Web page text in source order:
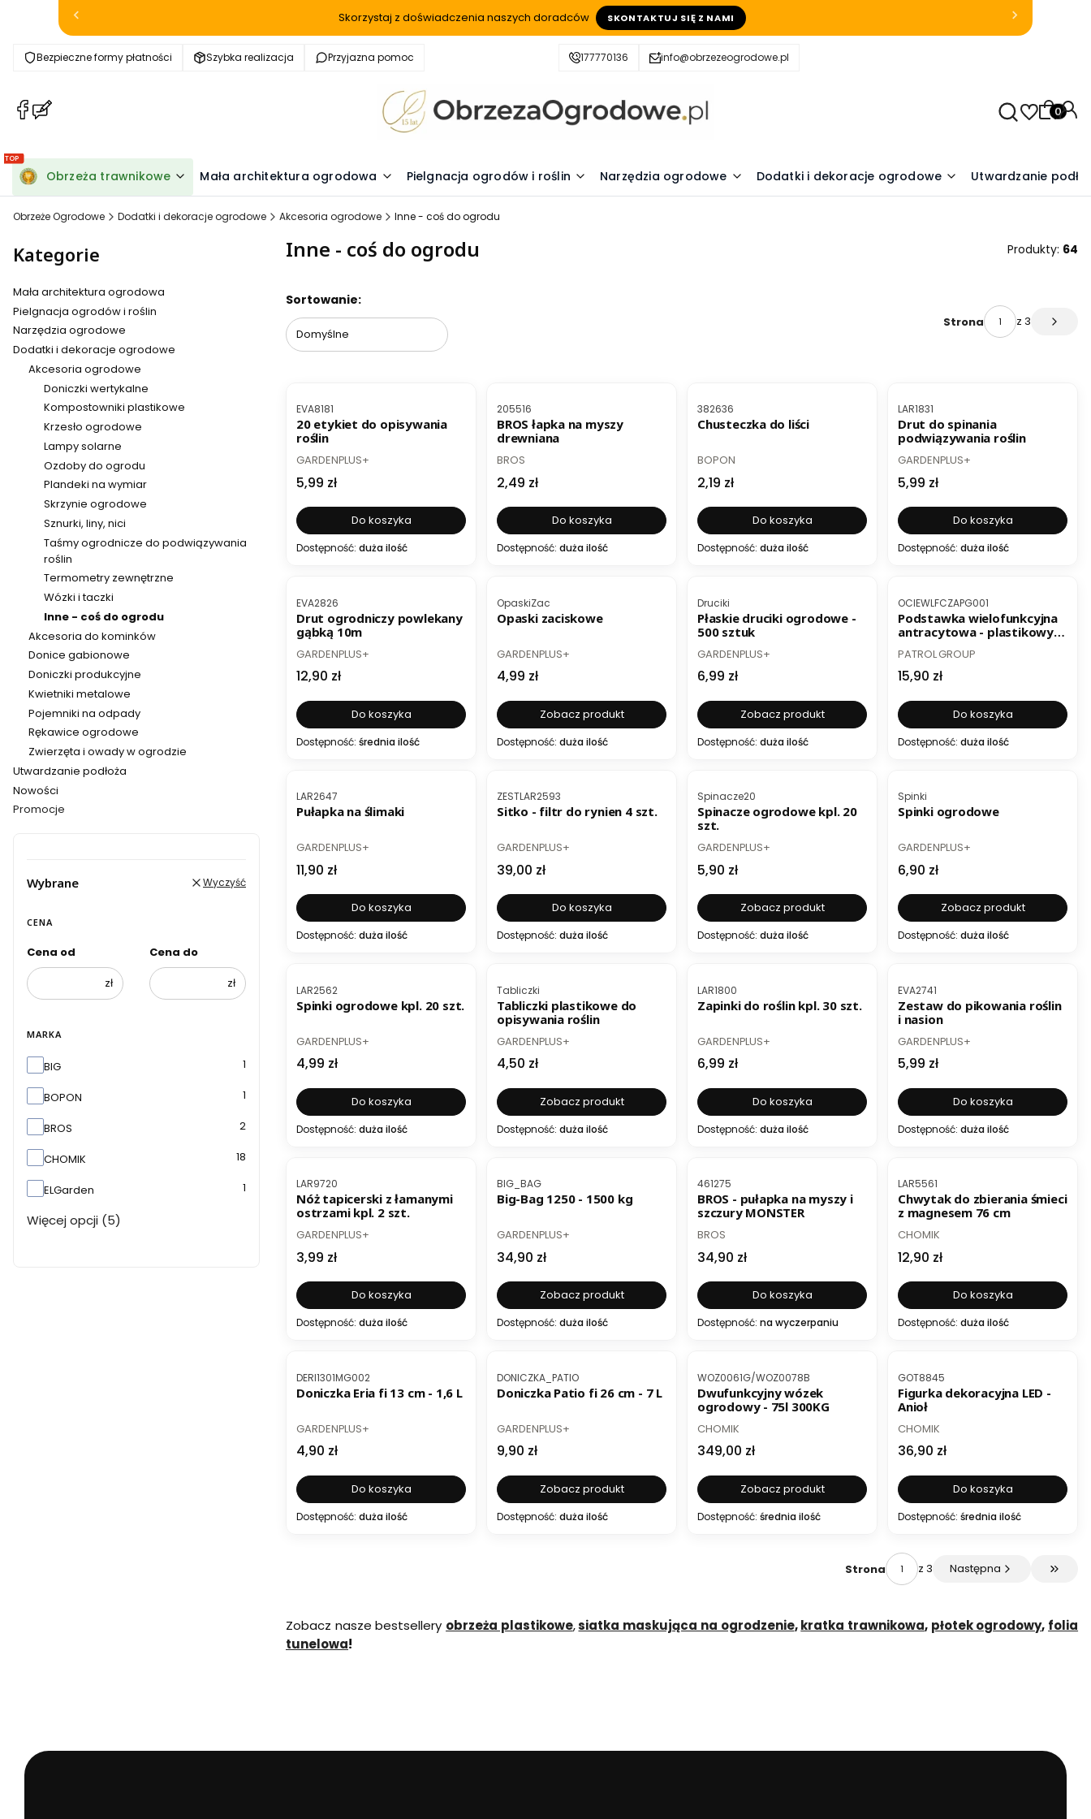
Skorzystaj z doświadczenia naszych doradców SKONTAKTUJ SIĘ Z NAMI
Bezpieczne formy płatności Szybka realizacja Przyjazna pomoc 177770136 info@obrzezeogrodowe.pl
(Otwiera
nowej
karcie)
(Otwiera
karcie)
Obrzeża trawnikowe Mała architektura ogrodowa Pielgnacja ogrodów i roślin Narzędzia ogrodowe Dodatki i dekoracje ogrodowe Utwardzanie
Obrzeże Ogrodowe Dodatki i dekoracje ogrodowe Akcesoria ogrodowe Inne - coś do ogrodu
Kategorie
Mała architektura ogrodowa
Pielgnacja ogrodów i roślin
Narzędzia ogrodowe
Dodatki i dekoracje ogrodowe
Akcesoria ogrodowe
Doniczki wertykalne
Kompostowniki plastikowe
Krzesło ogrodowe
Lampy solarne
Ozdoby do ogrodu
Plandeki na wymiar
Skrzynie ogrodowe
Sznurki, liny, nici
Taśmy ogrodnicze do podwiązywania
roślin
Termometry zewnętrzne
Wózki i taczki
Inne - coś do ogrodu
Akcesoria do kominków
Donice gabionowe
Doniczki produkcyjne
Kwietniki metalowe
Pojemniki na odpady
Rękawice ogrodowe
Zwierzęta i owady w ogrodzie
Utwardzanie podłoża
Nowości
Promocje
Wybrane Wyczyść
CENA
Cena od
zł
Cena do
zł
MARKA
Marka
BIG 1
BOPON 1
BROS 2
CHOMIK 18
ELGarden 1
Więcej opcji (5)
Inne - coś do ogrodu Produkty: 64
Lista produktów
Sortowanie:
Domyślne
Strona z 3
Kod produktu
EVA8181
20 etykiet do opisywania
roślin
PRODUCENT
GARDENPLUS+
Cena
5,99 zł
Do koszyka
Dostępność: duża ilość
Kod produktu
205516
BROS łapka na myszy
drewniana
PRODUCENT
BROS
Cena
2,49 zł
Do koszyka
Dostępność: duża ilość
Kod produktu
382636
Chusteczka do liści
PRODUCENT
BOPON
Cena
2,19 zł
Do koszyka
Dostępność: duża ilość
Kod produktu
LAR1831
Drut do spinania
podwiązywania roślin
PRODUCENT
GARDENPLUS+
Cena
5,99 zł
Do koszyka
Dostępność: duża ilość
Kod produktu
EVA2826
Drut ogrodniczy powlekany
gąbką 10m
PRODUCENT
GARDENPLUS+
Cena
12,90 zł
Do koszyka
Dostępność: średnia ilość
Kod produktu
OpaskiZac
Opaski zaciskowe
PRODUCENT
GARDENPLUS+
Cena
4,99 zł
Zobacz produkt
Dostępność: duża ilość
Kod produktu
Druciki
Płaskie druciki ogrodowe -
500 sztuk
PRODUCENT
GARDENPLUS+
Cena
6,99 zł
Zobacz produkt
Dostępność: duża ilość
Kod produktu
OCIEWLFCZAPG001
Podstawka wielofunkcyjna
antracytowa - plastikowy
- 76 x 38,5 x 3 cm
PRODUCENT
PATROL GROUP
Cena
15,90 zł
Do koszyka
Dostępność: duża ilość
Kod produktu
LAR2647
Pułapka na ślimaki
PRODUCENT
GARDENPLUS+
Cena
11,90 zł
Do koszyka
Dostępność: duża ilość
Kod produktu
ZESTLAR2593
Sitko - filtr do rynien 4 szt.
PRODUCENT
GARDENPLUS+
Cena
39,00 zł
Do koszyka
Dostępność: duża ilość
Kod produktu
Spinacze20
Spinacze ogrodowe kpl. 20
szt.
PRODUCENT
GARDENPLUS+
Cena
5,90 zł
Zobacz produkt
Dostępność: duża ilość
Kod produktu
Spinki
Spinki ogrodowe
PRODUCENT
GARDENPLUS+
Cena
6,90 zł
Zobacz produkt
Dostępność: duża ilość
Kod produktu
LAR2562
Spinki ogrodowe kpl. 20 szt.
PRODUCENT
GARDENPLUS+
Cena
4,99 zł
Do koszyka
Dostępność: duża ilość
Kod produktu
Tabliczki
Tabliczki plastikowe do
opisywania roślin
PRODUCENT
GARDENPLUS+
Cena
4,50 zł
Zobacz produkt
Dostępność: duża ilość
Kod produktu
LAR1800
Zapinki do roślin kpl. 30 szt.
PRODUCENT
GARDENPLUS+
Cena
6,99 zł
Do koszyka
Dostępność: duża ilość
Kod produktu
EVA2741
Zestaw do pikowania roślin
i nasion
PRODUCENT
GARDENPLUS+
Cena
5,99 zł
Do koszyka
Dostępność: duża ilość
Kod produktu
LAR9720
Nóż tapicerski z łamanymi
ostrzami kpl. 2 szt.
PRODUCENT
GARDENPLUS+
Cena
3,99 zł
Do koszyka
Dostępność: duża ilość
Kod produktu
BIG_BAG
Big-Bag 1250 - 1500 kg
PRODUCENT
GARDENPLUS+
Cena
34,90 zł
Zobacz produkt
Dostępność: duża ilość
Kod produktu
461275
BROS - pułapka na myszy i
szczury MONSTER
PRODUCENT
BROS
Cena
34,90 zł
Do koszyka
Dostępność: na wyczerpaniu
Kod produktu
LAR5561
Chwytak do zbierania śmieci
z magnesem 76 cm
PRODUCENT
CHOMIK
Cena
12,90 zł
Do koszyka
Dostępność: duża ilość
Kod produktu
DERI1301MG002
Doniczka Eria fi 13 cm - 1,6 L
PRODUCENT
GARDENPLUS+
Cena
4,90 zł
Do koszyka
Dostępność: duża ilość
Kod produktu
DONICZKA_PATIO
Doniczka Patio fi 26 cm - 7 L
PRODUCENT
GARDENPLUS+
Cena
9,90 zł
Zobacz produkt
Dostępność: duża ilość
Kod produktu
WOZ0061G/WOZ0078B
Dwufunkcyjny wózek
ogrodowy - 75l 300KG
PRODUCENT
CHOMIK
Cena
349,00 zł
Zobacz produkt
Dostępność: średnia ilość
Kod produktu
GOT8845
Figurka dekoracyjna LED -
Anioł
PRODUCENT
CHOMIK
Cena
36,90 zł
Do koszyka
Dostępność: średnia ilość
Strona z 3 Następna
Zobacz nasze bestsellery obrzeża plastikowe,siatka maskująca na ogrodzenie,kratka trawnikowa, płotek ogrodowy, folia
tunelowa!